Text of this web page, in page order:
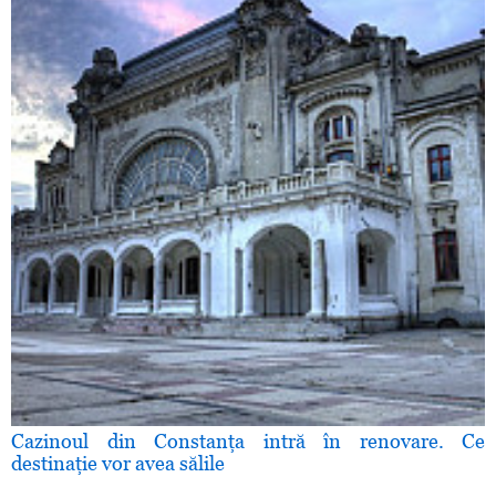
Cazinoul din Constanţa intră în renovare. Ce
destinaţie vor avea sălile